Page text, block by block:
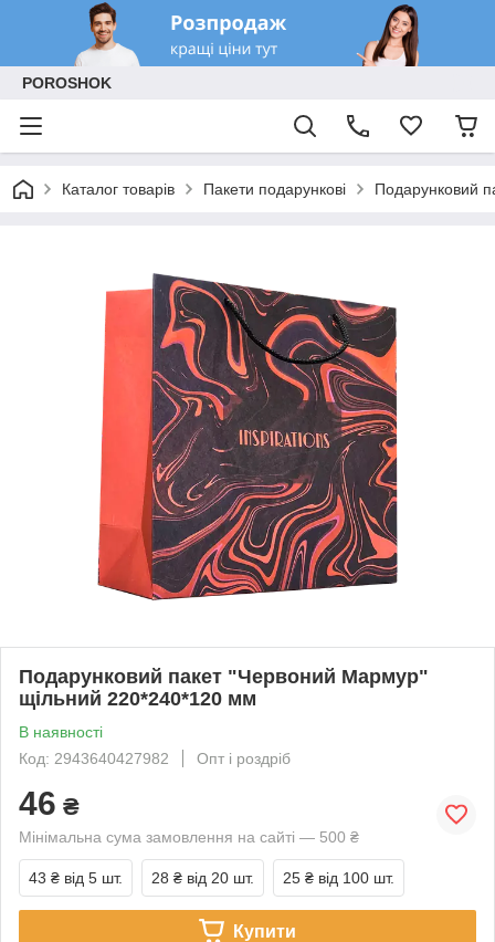
POROSHOK
Каталог товарів Пакети подарункові Подарунковий
Подарунковий пакет "Червоний Мармур"
щільний 220*240*120 мм
В наявності
Код: 2943640427982
Опт і роздріб
46 ₴
Мінімальна сума замовлення на сайті — 500 ₴
43 ₴ від 5 шт. 28 ₴ від 20 шт. 25 ₴ від 100 шт.
Купити